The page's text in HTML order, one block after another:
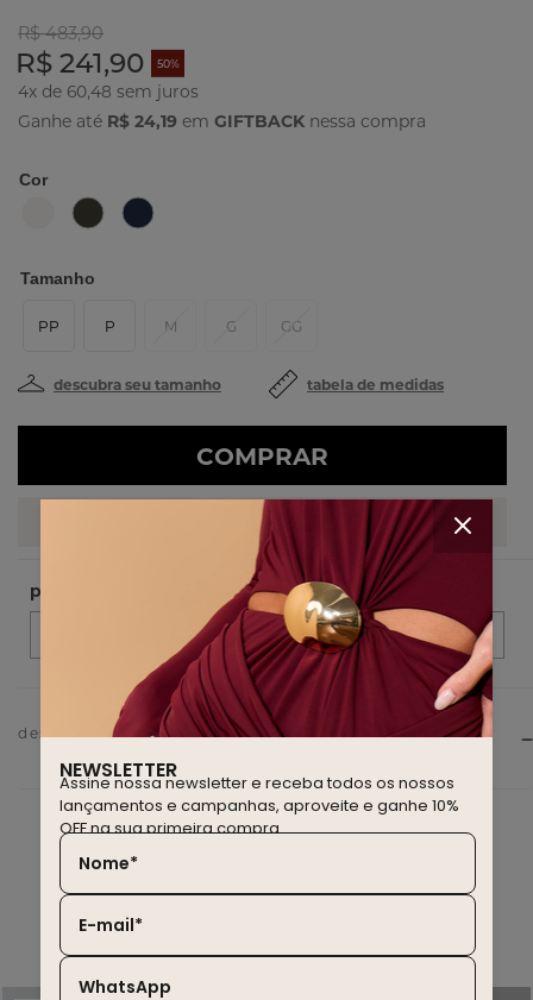
R$ 483,90
R$ 241,90 50%
4x de 60,48
Ganhe até R$ 24,19 em GIFTBACK nessa compra
Cor
Tamanho
PP P M G GG
descubra seu tamanho tabela de medidas
COMPRAR
Fale com uma das nossas stylists!
descrição do produto
você também deve gostar
NEWSLETTER
Assine nossa newsletter e receba todos os nossos
lançamentos e campanhas, aproveite e ganhe 10%
OFF na sua primeira compra.
Nome*
E-mail*
WhatsApp